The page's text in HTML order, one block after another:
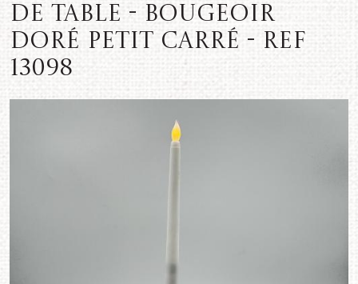
de table - Bougeoir
doré petit carré - REF
13098